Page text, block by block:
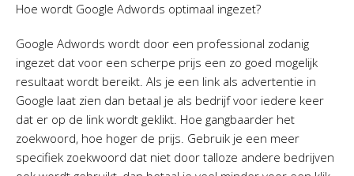
Hoe wordt Google Adwords optimaal ingezet?
Google Adwords wordt door een professional zodanig
ingezet dat voor een scherpe prijs een zo goed mogelijk
resultaat wordt bereikt. Als je een link als advertentie in
Google laat zien dan betaal je als bedrijf voor iedere keer
dat er op de link wordt geklikt. Hoe gangbaarder het
zoekwoord, hoe hoger de prijs. Gebruik je een meer
specifiek zoekwoord dat niet door talloze andere bedrijven